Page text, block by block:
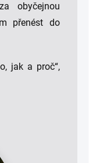
obyčejnou
přenést do
jak a proč“,